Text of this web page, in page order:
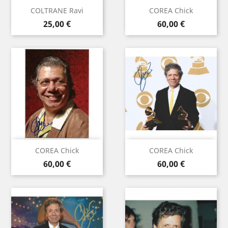
COLTRANE Ravi
Prix
25,00 €
COREA Chick
Prix
60,00 €
COREA Chick
Prix
60,00 €
COREA Chick
Prix
60,00 €